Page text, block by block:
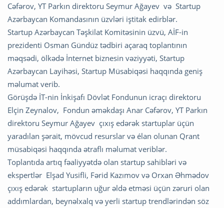
Cəfərov, YT Parkın direktoru Seymur Ağayev və Startup
Azərbaycan Komandasının üzvləri iştitak edirblər.
Startup Azərbaycan Təşkilat Komitəsinin üzvü, AİF-in
prezidenti Osman Gündüz tədbiri açaraq toplantının
məqsədi, ölkədə İnternet biznesin vəziyyəti, Startup
Azərbaycan Layihəsi, Startup Müsabiqəsi haqqında geniş
məlumat verib.
Görüşdə İT-nin İnkişafı Dövlət Fondunun icraçı direktoru
Elçin Zeynalov, Fondun əməkdaşı Anar Cəfərov, YT Parkın
direktoru Seymur Ağayev çıxış edərək startuplar üçün
yaradılan şərait, mövcud resurslar və élan olunan Qrant
müsabiqəsi haqqında ətraflı məlumat veriblər.
Toplantıda artıq fəaliyyətdə olan startup sahibləri və
ekspertlər Elşad Yusifli, Fərid Kazımov və Orxan Əhmədov
çıxış edərək startupların uğur əldə etməsi üçün zəruri olan
addımlardan, beynəlxalq və yerli startup trendlərindən söz